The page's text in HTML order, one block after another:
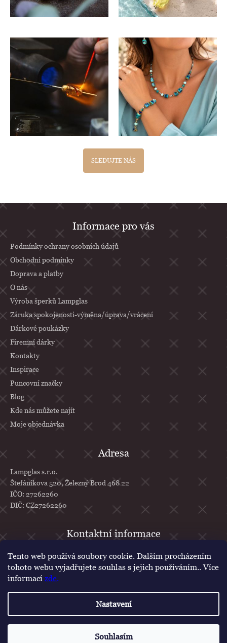
Tento web používá soubory cookie. Dalším procházením
tohoto webu vyjadřujete souhlas s jejich používáním.. Více
informací zde.
Nastavení
Souhlasím
SLEDUJTE NÁS
á
a
í
Informace pro vás
Podmínky ochrany osobních údajů
Obchodní podmínky
Doprava a platby
O nás
Výroba šperků Lampglas
Záruka spokojenosti-výměna/úprava/vrácení
Dárkové poukázky
Firemní dárky
Kontakty
Inspirace
Puncovní značky
Blog
Kde nás můžete najít
Moje objednávka
Adresa
Lampglas s.r.o.
Štefánikova 520, Železný Brod 468 22
IČO: 27262260
DIČ: CZ27262260
info@lampglas.cz
+420 777 610 707
lampglascz
. Všechna práva vyhrazena.